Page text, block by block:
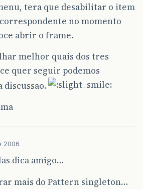
tera que desabilitar o item
no momento
abrir o frame.
melhor quais dos tres
quer seguir podemos
2006
dica amigo…
mais do Pattern singleton…